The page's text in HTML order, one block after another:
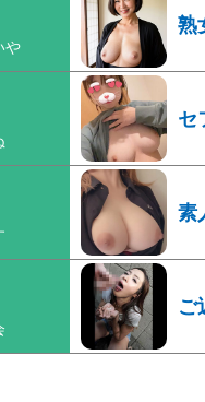
熟
セ
素
ご